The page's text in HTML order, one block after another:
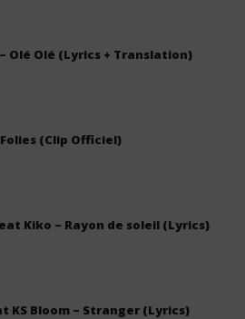
Olé Olé (Lyrics + Translation)
(Clip Officiel)
Kiko – Rayon de soleil (Lyrics)
KS Bloom – Stranger (Lyrics)